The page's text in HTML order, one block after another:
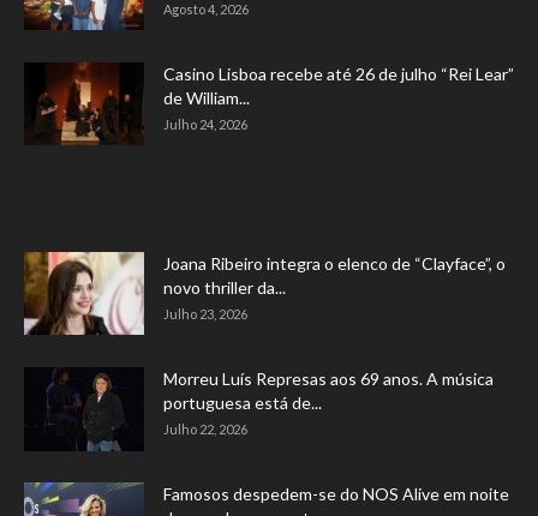
Agosto 4, 2026
Casino Lisboa recebe até 26 de julho “Rei Lear”
de William...
Julho 24, 2026
Joana Ribeiro integra o elenco de “Clayface”, o
novo thriller da...
Julho 23, 2026
Morreu Luís Represas aos 69 anos. A música
portuguesa está de...
Julho 22, 2026
Famosos despedem-se do NOS Alive em noite